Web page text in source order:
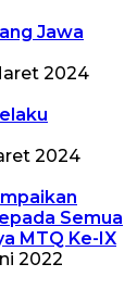
Jawa
2024
2024
Semua
MTQ Ke-IX
2022